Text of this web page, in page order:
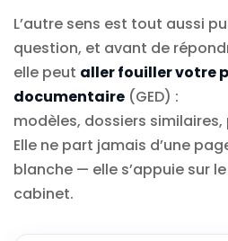
L’autre sens est tout aussi
question, et avant de
elle peut aller fouiller votre
documentaire (GED) :
modèles, dossiers
Elle ne part jamais d’une
blanche — elle s’appuie sur
cabinet.